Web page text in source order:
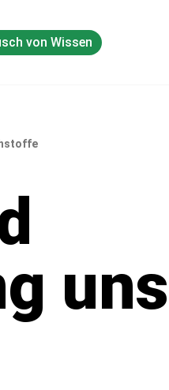
von Wissen